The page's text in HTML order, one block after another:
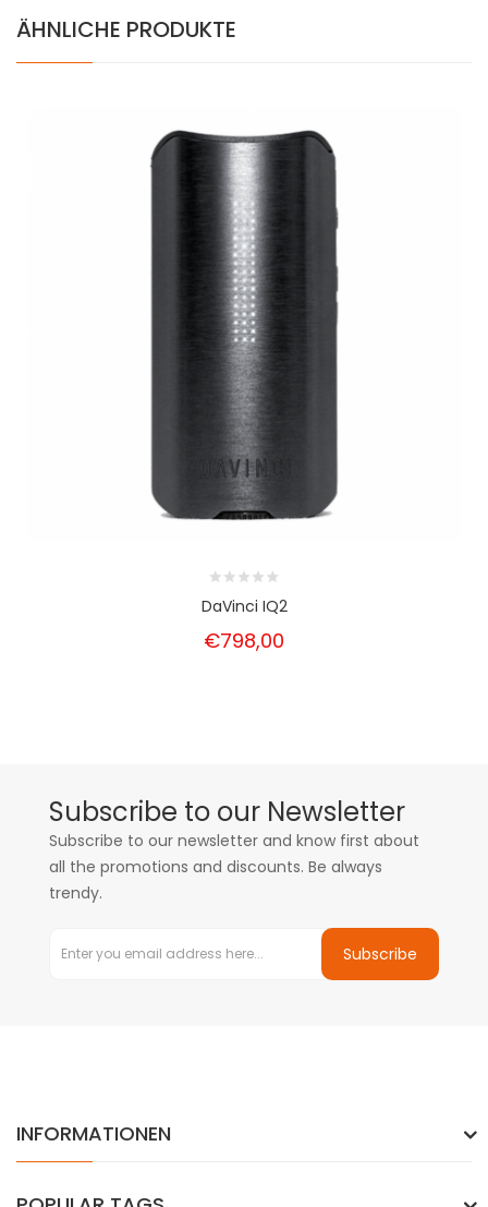
ÄHNLICHE PRODUKTE
DaVinci IQ2
€798,00
Subscribe to our Newsletter
Subscribe to our newsletter and know first about
all the promotions and discounts. Be always
trendy.
Subscribe
INFORMATIONEN